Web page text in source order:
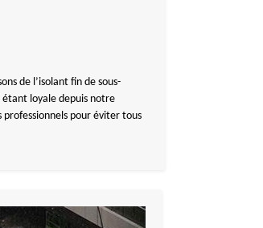
de l’isolant fin de sous-
étant loyale depuis notre
pour éviter tous